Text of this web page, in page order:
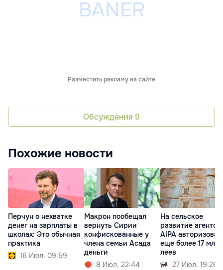
Разместить рекламу на сайте
Обсуждения 9
Похожие новости
Перчун о нехватке
денег на зарплаты в
школах: Это обычная
практика
16 Июл. 09:59
Макрон пообещал
вернуть Сирии
конфискованные у
члена семьи Асада
деньги
8 Июл. 22:44
На сельское
развитие
AIPA
еще более 17 млн
леев
27 Июл. 19:26